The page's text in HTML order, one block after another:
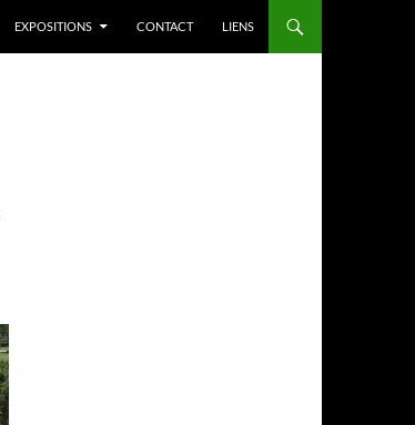
EXPOSITIONS CONTACT LIENS